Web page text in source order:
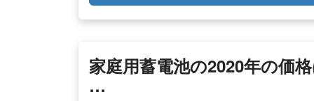
家庭用蓄電池の2020年の価
…